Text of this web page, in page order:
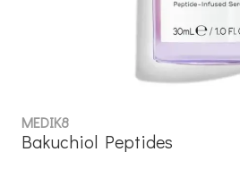
MEDIK8
Bakuchiol Peptides